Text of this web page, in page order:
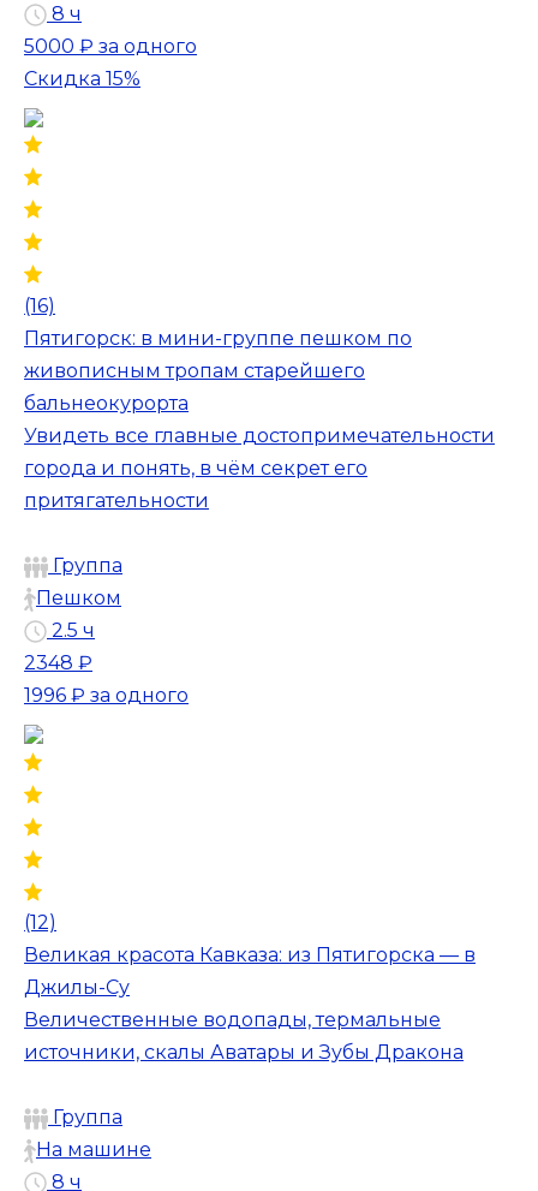
8 ч
5000 ₽ за одного
Скидка 15%
(16)
Пятигорск: в мини-группе пешком по
живописным тропам старейшего
бальнеокурорта
Увидеть все главные достопримечательности
города и понять, в чём секрет его
притягательности
Группа
Пешком
2.5 ч
2348 ₽
1996 ₽ за одного
(12)
Великая красота Кавказа: из Пятигорска — в
Джилы-Су
Величественные водопады, термальные
источники, скалы Аватары и Зубы Дракона
Группа
На машине
8 ч